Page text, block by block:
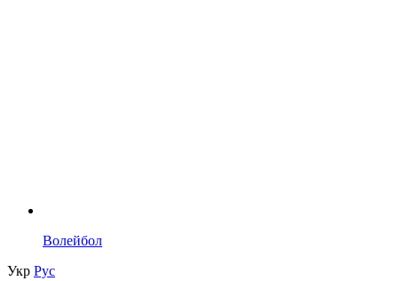
Волейбол
Укр Рус